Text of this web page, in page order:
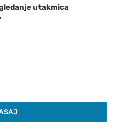
utakmica